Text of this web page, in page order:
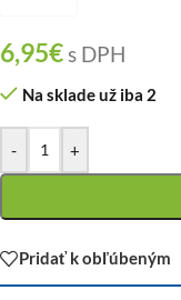
6,95€s DPH
Na sklade už iba 2
- +
Pridať k obľúbeným